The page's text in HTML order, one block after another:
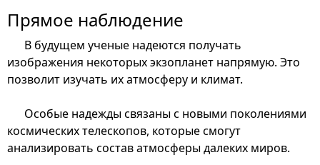
Прямое наблюдение
В будущем ученые надеются получать
изображения некоторых экзопланет напрямую. Это
позволит изучать их атмосферу и климат.
Особые надежды связаны с новыми поколениями
космических телескопов, которые смогут
анализировать состав атмосферы далеких миров.